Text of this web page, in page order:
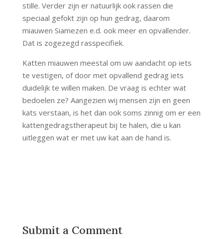
stille. Verder zijn er natuurlijk ook rassen die
speciaal gefokt zijn op hun gedrag, daarom
miauwen Siamezen e.d. ook meer en opvallender.
Dat is zogezegd rasspecifiek.
Katten miauwen meestal om uw aandacht op iets
te vestigen, of door met opvallend gedrag iets
duidelijk te willen maken. De vraag is echter wat
bedoelen ze? Aangezien wij mensen zijn en geen
kats verstaan, is het dan ook soms zinnig om er een
kattengedragstherapeut bij te halen, die u kan
uitleggen wat er met uw kat aan de hand is.
Submit a Comment